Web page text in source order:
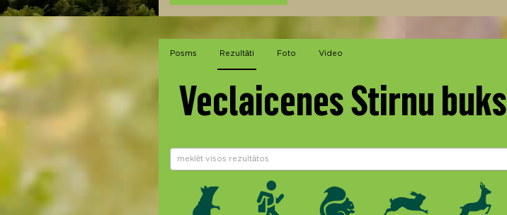
Posms Rezultāti Foto Video
Veclaicenes Stirnu buks